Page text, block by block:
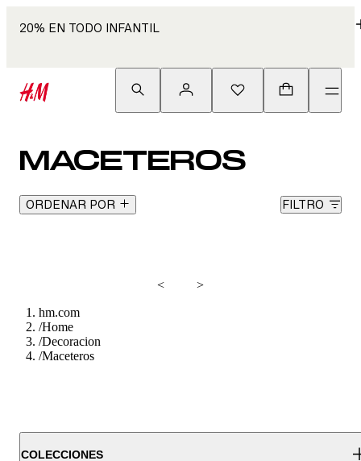
20% EN TODO INFANTIL
MACETEROS
ORDENAR POR FILTRO
<
>
hm.com
/Home
/Decoracion
/Maceteros
COLECCIONES